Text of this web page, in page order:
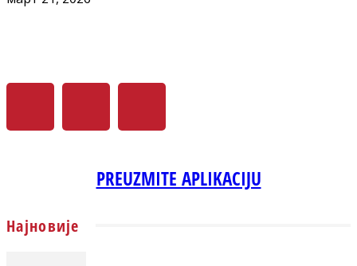
PREUZMITE APLIKACIJU
Најновије